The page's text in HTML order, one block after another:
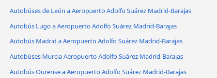
Autobúses de León a Aeropuerto Adolfo Suárez Madrid-Barajas
Autobús Lugo a Aeropuerto Adolfo Suárez Madrid-Barajas
Autobús Madrid a Aeropuerto Adolfo Suárez Madrid-Barajas
Autobúses Murcia Aeropuerto Adolfo Suárez Madrid-Barajas
Autobús Ourense a Aeropuerto Adolfo Suárez Madrid-Barajas